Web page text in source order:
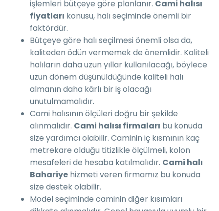
işlemleri bütçeye göre planlanır. Cami halısı
fiyatları konusu, halı seçiminde önemli bir
faktördür.
Bütçeye göre halı seçilmesi önemli olsa da,
kaliteden ödün vermemek de önemlidir. Kaliteli
halıların daha uzun yıllar kullanılacağı, böylece
uzun dönem düşünüldüğünde kaliteli halı
almanın daha kârlı bir iş olacağı
unutulmamalıdır.
Cami halısının ölçüleri doğru bir şekilde
alınmalıdır. Cami halısı firmaları bu konuda
size yardımcı olabilir. Caminin iç kısmının kaç
metrekare olduğu titizlikle ölçülmeli, kolon
mesafeleri de hesaba katılmalıdır. Cami halı
Bahariye hizmeti veren firmamız bu konuda
size destek olabilir.
Model seçiminde caminin diğer kısımları